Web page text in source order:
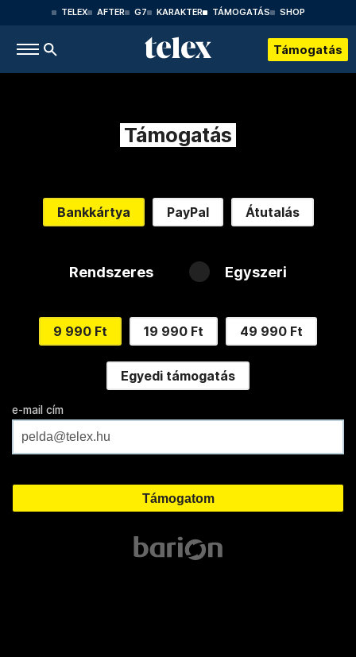
TELEX AFTER G7 KARAKTER TÁMOGATÁS SHOP
Támogatás
Támogatás
Bankkártya PayPal Átutalás
Rendszeres Egyszeri
9 990 Ft 19 990 Ft 49 990 Ft
Egyedi támogatás
e-mail cím